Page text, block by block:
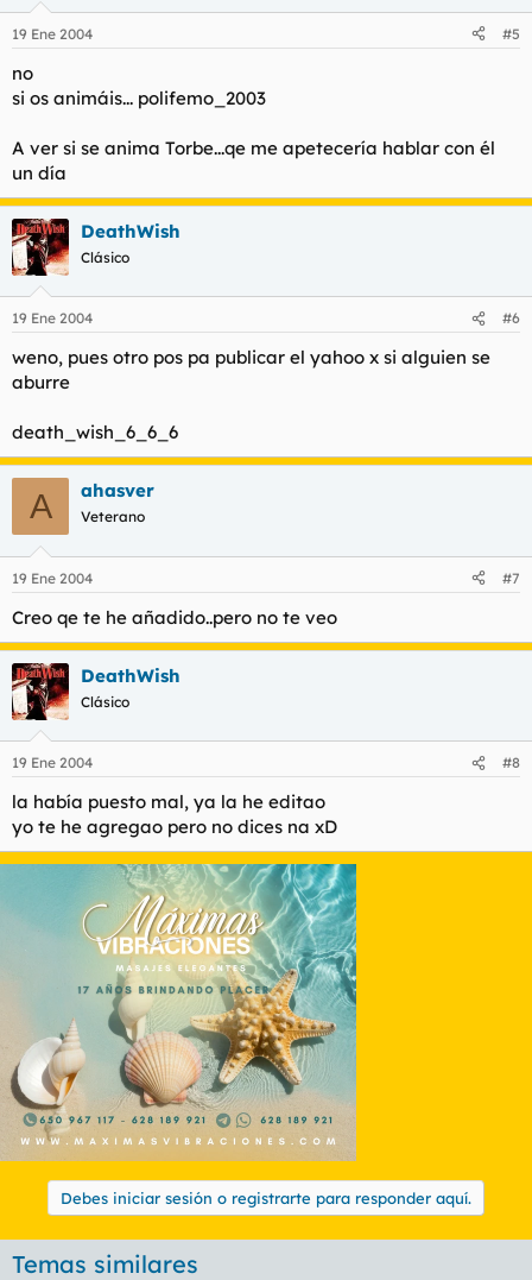
19 Ene 2004 #5
no
si os animáis... polifemo_2003
A ver si se anima Torbe...qe me apetecería hablar con él
un día
DeathWish
Clásico
19 Ene 2004 #6
weno, pues otro pos pa publicar el yahoo x si alguien se
aburre
death_wish_6_6_6
A ahasver
Veterano
19 Ene 2004 #7
Creo qe te he añadido..pero no te veo
DeathWish
Clásico
19 Ene 2004 #8
la había puesto mal, ya la he editao
yo te he agregao pero no dices na xD
Debes iniciar sesión o registrarte para responder aquí.
Temas similares